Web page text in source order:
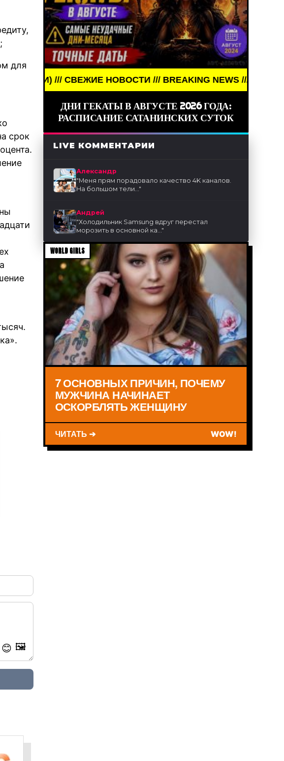
для
срок
😊 🖼️
/// СВЕЖИЕ НОВОСТИ /// BREAKING NEWS /// НОВОСТИ
ДНИ ГЕКАТЫ В АВГУСТЕ 2026 ГОДА:
РАСПИСАНИЕ САТАНИНСКИХ СУТОК
LIVE КОММЕНТАРИИ
Александр
"Меня прям порадовало качество 4K каналов.
На большом тели..."
Андрей
"Холодильник Samsung вдруг перестал
морозить в основной ка..."
WORLD GIRLS
7 ОСНОВНЫХ ПРИЧИН, ПОЧЕМУ
МУЖЧИНА НАЧИНАЕТ
ОСКОРБЛЯТЬ ЖЕНЩИНУ
ЧИТАТЬ ➔ WOW!